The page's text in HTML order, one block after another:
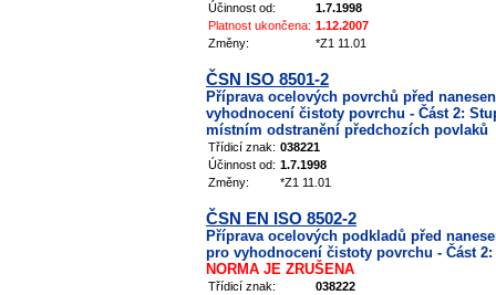
Účinnost od:
1.7.1998
Platnost ukončena: 1.12.2007
Změny:
*Z1 11.01
ČSN ISO 8501-2
Příprava ocelových povrchů před
vyhodnocení čistoty povrchu - Část 2:
místním odstranění předchozích povlaků
Třídicí znak: 038221
Účinnost od: 1.7.1998
Změny:
*Z1 11.01
ČSN EN ISO 8502-2
Příprava ocelových podkladů před
pro vyhodnocení čistoty povrchu - Část
NORMA JE ZRUŠENA
Třídicí znak:
038222